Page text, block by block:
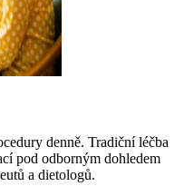
denně. Tradiční léčba
pod odborným dohledem
a dietologů.